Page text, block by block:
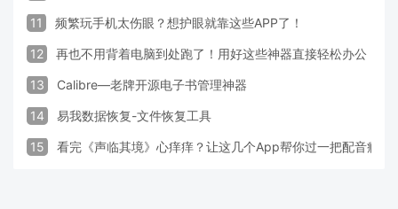
11 频繁玩手机太伤眼？想护眼就靠这些APP了！
12 再也不用背着电脑到处跑了！用好这些神器直接轻松办公
13 Calibre—老牌开源电子书管理神器
14 易我数据恢复-文件恢复工具
15 看完《声临其境》心痒痒？让这几个App帮你过一把配音瘾